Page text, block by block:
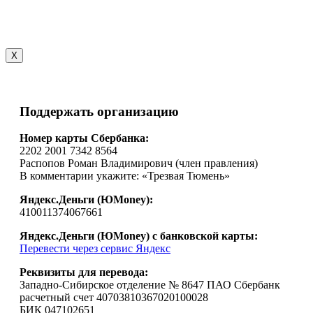
X
Поддержать организацию
Номер карты Сбербанка:
2202 2001 7342 8564
Распопов Роман Владимирович (член правления)
В комментарии укажите: «Трезвая Тюмень»
Яндекс.Деньги (ЮMoney):
410011374067661
Яндекс.Деньги (ЮMoney) с банковской карты:
Перевести через сервис Яндекс
Реквизиты для перевода:
Западно-Сибирское отделение № 8647 ПАО Сбербанк
расчетный счет 40703810367020100028
БИК 047102651